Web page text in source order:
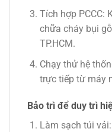
Tích hợp PCCC:
chữa cháy bụi
TP.HCM.
Chạy thử hệ
trực tiếp từ máy
Bảo trì để duy trì
Làm sạch túi vải